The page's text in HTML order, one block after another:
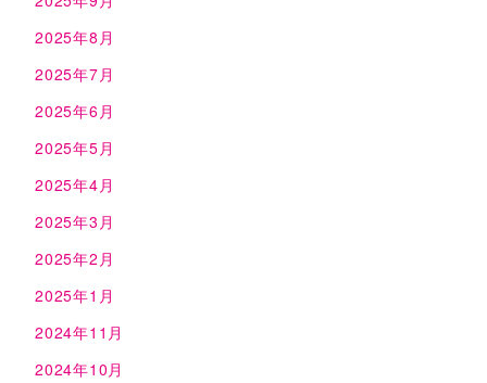
2025年8月
2025年7月
2025年6月
2025年5月
2025年4月
2025年3月
2025年2月
2025年1月
2024年11月
2024年10月